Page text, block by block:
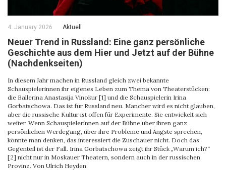
4. January 2026 Aktuell
Neuer Trend in Russland: Eine ganz persönliche
Geschichte aus dem Hier und Jetzt auf der Bühne
(Nachdenkseiten)
In diesem Jahr machen in Russland gleich zwei bekannte
Schauspielerinnen ihr eigenes Leben zum Thema von Theaterstücken:
die Ballerina Anastasija Vinokur [1] und die Schauspielerin Irina
Gorbatschowa. Das ist für Russland neu. Mancher wird es nicht glauben,
aber die russische Kultur ist offen für Experimente. Sie entwickelt sich
weiter. Wenn Schauspielerinnen auf der Bühne über ihren ganz
persönlichen Werdegang, über ihre Probleme und Ängste sprechen,
könnte man denken, das interessiert die Zuschauer nicht. Doch das
Gegenteil ist der Fall. Irina Gorbatschowa zeigt ihr Stück „Warum ich?“
[2] nicht nur in Moskauer Theatern, sondern auch in der russischen
Provinz. Von Ulrich Heyden.